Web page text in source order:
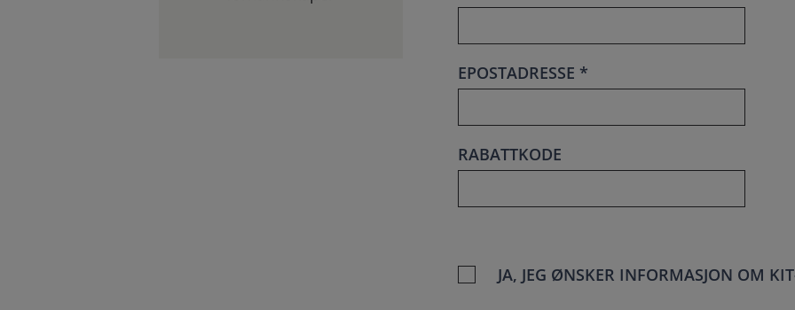
EPOSTADRESSE *
RABATTKODE
JA, JEG ØNSKER INFORMASJON OM